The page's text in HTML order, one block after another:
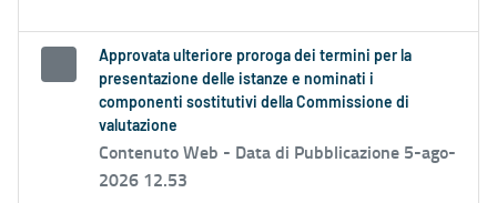
Approvata ulteriore proroga dei termini per la
presentazione delle istanze e nominati i
componenti sostitutivi della Commissione di
valutazione
Contenuto Web - Data di Pubblicazione 5-ago-
2026 12.53